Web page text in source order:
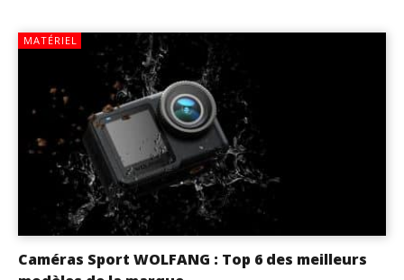
MATÉRIEL
Caméras Sport WOLFANG : Top 6 des meilleurs